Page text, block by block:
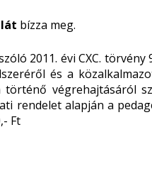
bízza meg.
2011. évi CXC. törvény
és a
végrehajtásáról
rendelet alapján a
Ft